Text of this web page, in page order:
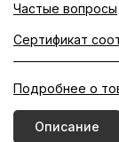
Частые вопросы
Сертификат
Подробнее о
Описание